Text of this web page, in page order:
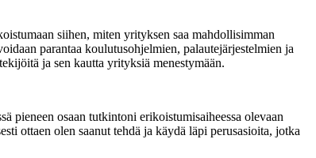
siihen, miten yrityksen saa mahdollisimman
parantaa koulutusohjelmien, palautejärjestelmien ja
ja sen kautta yrityksiä menestymään.
pieneen osaan tutkintoni erikoistumisaiheessa olevaan
ottaen olen saanut tehdä ja käydä läpi perusasioita, jotka